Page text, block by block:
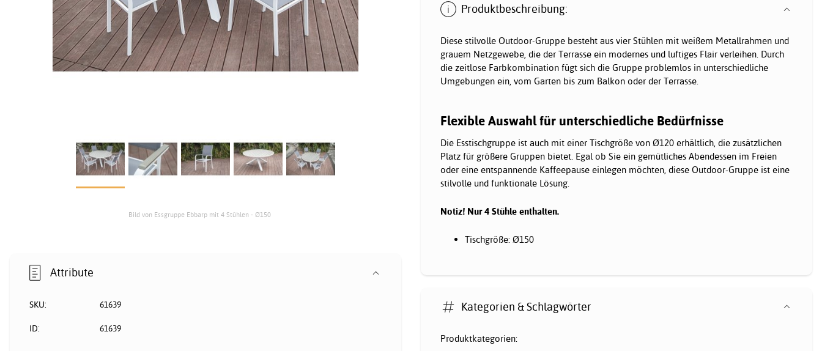
Bild von Essgruppe Ebbarp mit 4 Stühlen - Ø150
Produktbeschreibung:
Diese stilvolle Outdoor-Gruppe besteht aus vier Stühlen mit weißem Metallrahmen und
grauem Netzgewebe, die der Terrasse ein modernes und luftiges Flair verleihen. Durch
die zeitlose Farbkombination fügt sich die Gruppe problemlos in unterschiedliche
Umgebungen ein, vom Garten bis zum Balkon oder der Terrasse.
Flexible Auswahl für unterschiedliche Bedürfnisse
Die Esstischgruppe ist auch mit einer Tischgröße von Ø120 erhältlich, die zusätzlichen
Platz für größere Gruppen bietet. Egal ob Sie ein gemütliches Abendessen im Freien
oder eine entspannende Kaffeepause einlegen möchten, diese Outdoor-Gruppe ist eine
stilvolle und funktionale Lösung.
Notiz! Nur 4 Stühle enthalten.
Tischgröße: Ø150
Attribute
SKU: 61639
ID: 61639
Kategorien & Schlagwörter
Produktkategorien: